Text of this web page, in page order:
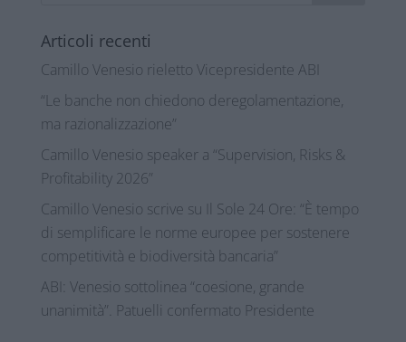
Articoli recenti
Camillo Venesio rieletto Vicepresidente ABI
“Le banche non chiedono deregolamentazione,
ma razionalizzazione”
Camillo Venesio speaker a “Supervision, Risks &
Profitability 2026”
Camillo Venesio scrive su Il Sole 24 Ore: “È tempo
di semplificare le norme europee per sostenere
competitività e biodiversità bancaria”
ABI: Venesio sottolinea “coesione, grande
unanimità”. Patuelli confermato Presidente